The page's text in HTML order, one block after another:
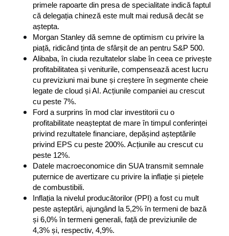
primele rapoarte din presa de specialitate indică faptul
că delegația chineză este mult mai redusă decât se
aștepta.
Morgan Stanley dă semne de optimism cu privire la
piață, ridicând ținta de sfârșit de an pentru S&P 500.
Alibaba, în ciuda rezultatelor slabe în ceea ce privește
profitabilitatea și veniturile, compensează acest lucru
cu previziuni mai bune și creștere în segmente cheie
legate de cloud și AI. Acțiunile companiei au crescut
cu peste 7%.
Ford a surprins în mod clar investitorii cu o
profitabilitate neașteptat de mare în timpul conferinței
privind rezultatele financiare, depășind așteptările
privind EPS cu peste 200%. Acțiunile au crescut cu
peste 12%.
Datele macroeconomice din SUA transmit semnale
puternice de avertizare cu privire la inflație și piețele
de combustibili.
Inflația la nivelul producătorilor (PPI) a fost cu mult
peste așteptări, ajungând la 5,2% în termeni de bază
și 6,0% în termeni generali, față de previziunile de
4,3% și, respectiv, 4,9%.